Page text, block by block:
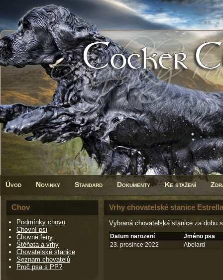
Úvod Novinky Standard Dokumenty Ke stažení
Chov
Podmínky chovu
Chovní psi
Chovné feny
Štěňata a vrhy
Chovatelské stanice
Seznam chovatelů
Proč psa s PP?
Vrhy chovatelské stanice
Vybraná chovatelská stanice za dobu
Datum narození
Jméno psa
23. prosince 2022
Abelard